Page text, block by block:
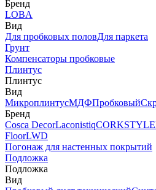
Бренд
LOBA
Вид
Для пробковых половДля паркета
Грунт
Компенсаторы пробковые
Плинтус
Плинтус
Вид
МикроплинтусМДФПробковый
Бренд
Cosca DecorLaconistiqCORKSTYLE
FloorLWD
Погонаж для настенных покрытий
Подложка
Подложка
Вид